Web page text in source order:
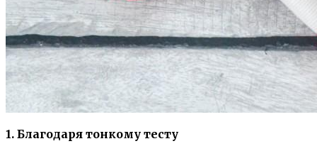
1. Благодаря тонкому тесту